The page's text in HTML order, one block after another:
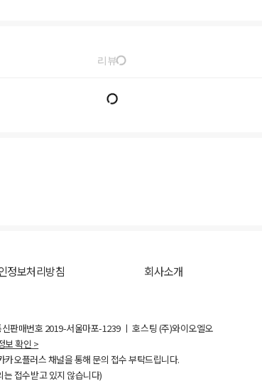
리뷰
정보처리방침 회사소개
판매번호 2019-서울마포-1239 ㅣ 호스팅 (주)와이오엘오
보 확인 >
오플러스 채널을 통해 문의 접수 부탁드립니다.
접수받고 있지 않습니다)